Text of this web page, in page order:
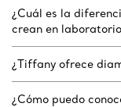
¿Cuál es la
crean en
¿Tiffany ofrece
¿Cómo puedo